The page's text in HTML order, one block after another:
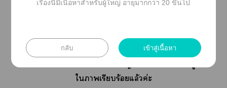
ใ ติ-กันด้วยะะ คุณที่เข้าาอ่านะะ
คุณเจ้ารูปาทุกา ที่ถูกนำาใช้เพื่อ
จินตนาการะเรื่อง ส่วนหนึ่งาากูล
เกิลแะอินาแ ส่วนใหญ่ะมีเครดิตติดะอยู่
ใาเรียบร้อยแล้วค่ะ
เรื่องนี้มีเนื้อหาสำหรับผู้ใหญ่ อายุมากกว่า 20 ขึ้นไป
กลับ เข้าสู่เนื้อหา